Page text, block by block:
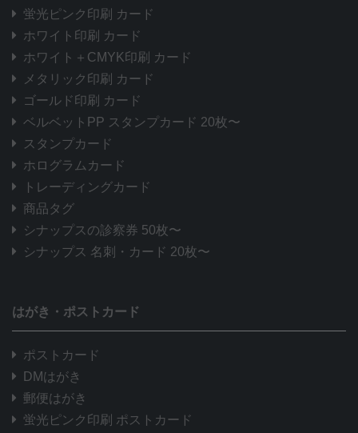
蛍光ピンク印刷 カード
ホワイト印刷 カード
ホワイト＋CMYK印刷 カード
メタリック印刷 カード
ゴールド印刷 カード
ベルベットPP スタンプカード 20枚〜
スタンプカード
ホログラムカード
トレーディングカード
商品タグ
シナップスの診察券 50枚〜
シナップス 名刺・カード 20枚〜
はがき・ポストカード
ポストカード
DMはがき
郵便はがき
蛍光ピンク印刷 ポストカード